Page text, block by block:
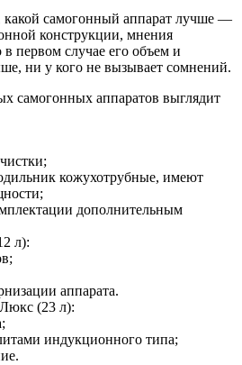
самогонный аппарат лучше —
конструкции, мнения
первом случае его объем и
ни у кого не вызывает сомнений.
самогонных аппаратов выглядит
кожухотрубные, имеют
дополнительным
л):
аппарата.
(23 л):
индукционного типа;